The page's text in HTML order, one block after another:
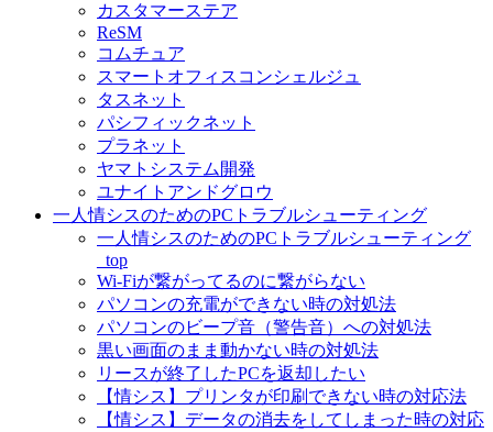
カスタマーステア
ReSM
コムチュア
スマートオフィスコンシェルジュ
タスネット
パシフィックネット
プラネット
ヤマトシステム開発
ユナイトアンドグロウ
一人情シスのためのPCトラブルシューティング
一人情シスのためのPCトラブルシューティング
_top
Wi-Fiが繋がってるのに繋がらない
パソコンの充電ができない時の対処法
パソコンのビープ音（警告音）への対処法
黒い画面のまま動かない時の対処法
リースが終了したPCを返却したい
【情シス】プリンタが印刷できない時の対応法
【情シス】データの消去をしてしまった時の対応